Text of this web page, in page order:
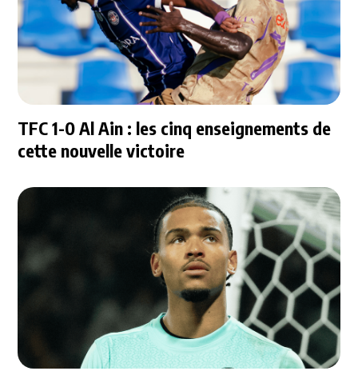
TFC 1-0 Al Ain : les cinq enseignements de
cette nouvelle victoire